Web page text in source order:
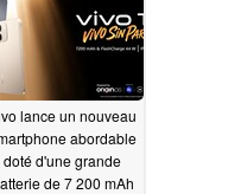
lance un nouveau
abordable
doté d'une grande
de 7 200 mAh